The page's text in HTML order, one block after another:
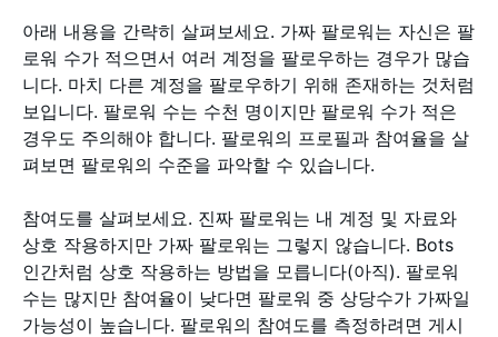
아래 내용을 간략히 살펴보세요. 가짜 팔로워는 자신은 팔
로워 수가 적으면서 여러 계정을 팔로우하는 경우가 많습
니다. 마치 다른 계정을 팔로우하기 위해 존재하는 것처럼
보입니다. 팔로워 수는 수천 명이지만 팔로워 수가 적은
경우도 주의해야 합니다. 팔로워의 프로필과 참여율을 살
펴보면 팔로워의 수준을 파악할 수 있습니다.
참여도를 살펴보세요. 진짜 팔로워는 내 계정 및 자료와
상호 작용하지만 가짜 팔로워는 그렇지 않습니다. Bots
인간처럼 상호 작용하는 방법을 모릅니다(아직). 팔로워
수는 많지만 참여율이 낮다면 팔로워 중 상당수가 가짜일
가능성이 높습니다. 팔로워의 참여도를 측정하려면 게시